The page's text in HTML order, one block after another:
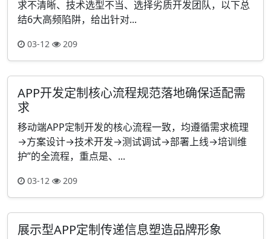
求不清晰、技术选型不当、选择劣质开发团队，以下总
结6大高频陷阱，给出针对...
03-12 209
APP开发定制核心流程规范落地确保适配需
求
移动端APP定制开发的核心流程一致，均遵循需求梳理
→方案设计→技术开发→测试调试→部署上线→培训维
护”的全流程，重点是、...
03-12 209
展示型APP定制传递信息塑造品牌形象